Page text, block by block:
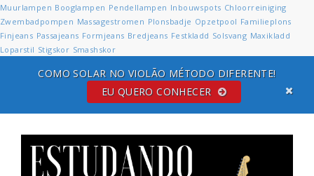
Muurlampen Booglampen Pendellampen Inbouwspots Chloorreiniging
Zwembadpompen Massagestromen Plonsbadje Opzetpool Familieplons
Finjeans Passajeans Formjeans Bredjeans Festkladd Solsvang Maxikladd
Loparstil Stigskor Smashskor
EU QUERO CONHECER